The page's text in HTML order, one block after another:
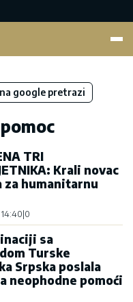
google pretrazi
TRI
Krali novac
za humanitarnu
0
sa
Turske
Srpska poslala
neophodne pomoći